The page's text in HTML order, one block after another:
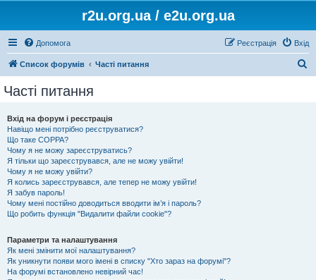
r2u.org.ua / e2u.org.ua
Допомога Вхід
Реєстрація
Список форумів Часті питання
Часті питання
Вхід на форум і реєстрація
Навіщо мені потрібно реєструватися?
Що таке COPPA?
Чому я не можу зареєструватись?
Я тільки що зареєструвався, але не можу увійти!
Чому я не можу увійти?
Я колись зареєструвався, але тепер не можу увійти!
Я забув пароль!
Чому мені постійно доводиться вводити ім’я і пароль?
Що робить функція "Видалити файли cookie"?
Параметри та налаштування
Як мені змінити мої налаштування?
Як уникнути появи мого імені в списку "Хто зараз на форумі"?
На форумі встановлено невірний час!